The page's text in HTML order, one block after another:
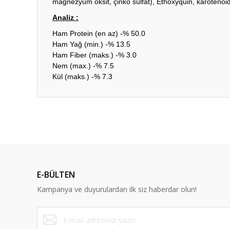
Analiz :
Ham Protein (en az) -% 50.0
Ham Yağ (min.) -% 13.5
Ham Fiber (maks.) -% 3.0
Nem (max.) -% 7.5
Kül (maks.) -% 7.3
Ürün bilgilerinde hatalar bulunuyor.
Ürün fiyatı diğer sitelerden daha pahalı.
Bu ürüne benzer farklı alternatifler olmalı.
E-BÜLTEN
Kampanya ve duyurulardan ilk siz haberdar olun!